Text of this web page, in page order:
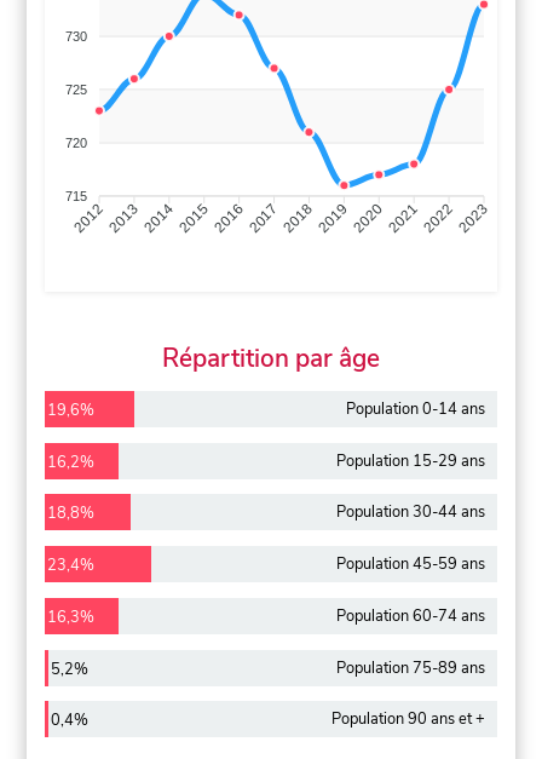
730
725
720
715
201220132014201520162017 20182019 2020202120222023
Répartition par âge
19,6% Population 0-14 ans
16,2% Population 15-29 ans
18,8% Population 30-44 ans
23,4% Population 45-59 ans
16,3% Population 60-74 ans
5,2% Population 75-89 ans
0,4% Population 90 ans et +